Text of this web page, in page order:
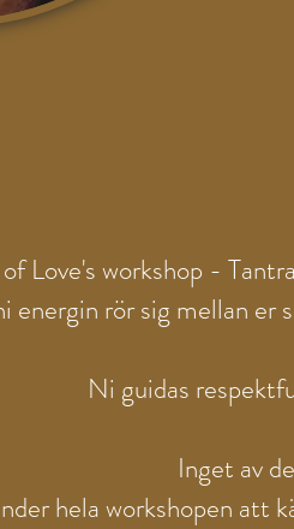
Love's workshop -
energin rör sig mellan er
Ni guidas
Inget av
hela workshopen att